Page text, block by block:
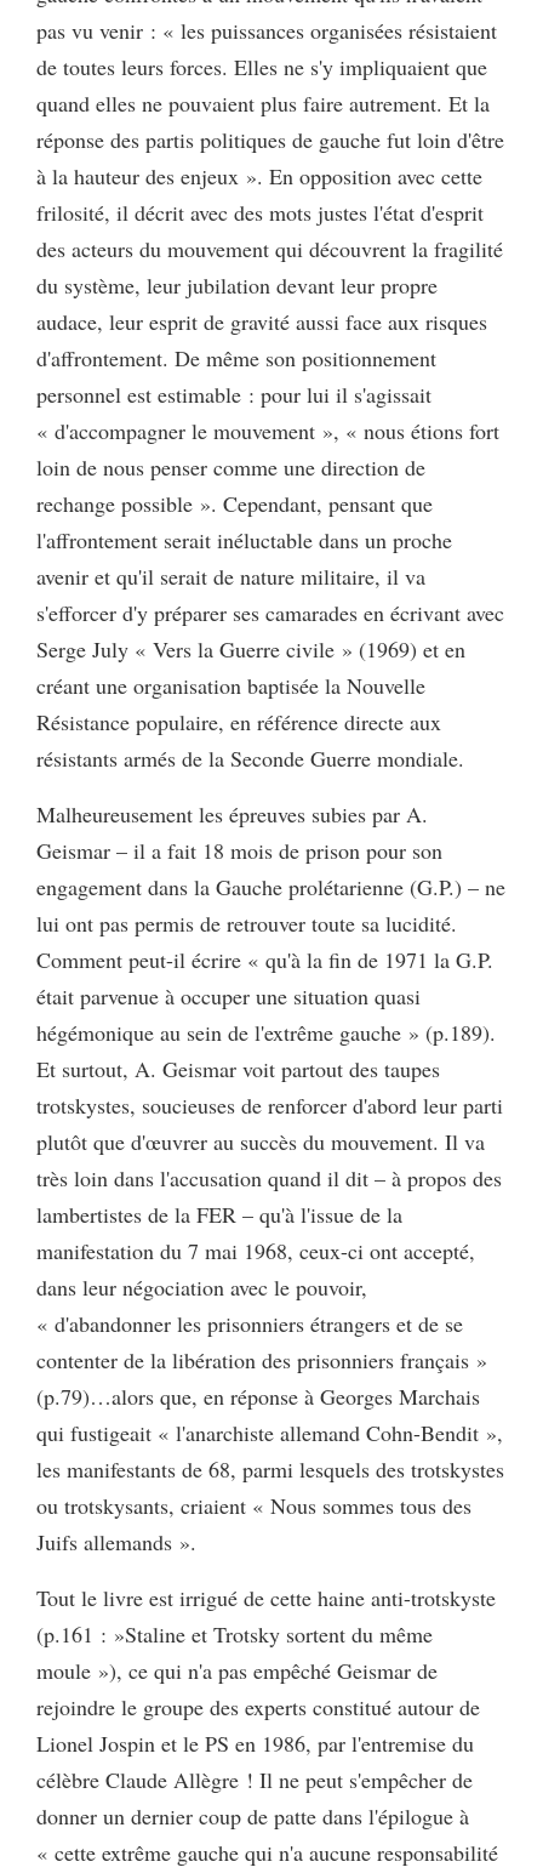
pas vu venir : « les puissances organisées résistaient
de toutes leurs forces. Elles ne s'y impliquaient que
quand elles ne pouvaient plus faire autrement. Et la
réponse des partis politiques de gauche fut loin d'être
à la hauteur des enjeux ». En opposition avec cette
frilosité, il décrit avec des mots justes l'état d'esprit
des acteurs du mouvement qui découvrent la fragilité
du système, leur jubilation devant leur propre
audace, leur esprit de gravité aussi face aux risques
d'affrontement. De même son positionnement
personnel est estimable : pour lui il s'agissait
« d'accompagner le mouvement », « nous étions fort
loin de nous penser comme une direction de
rechange possible ». Cependant, pensant que
l'affrontement serait inéluctable dans un proche
avenir et qu'il serait de nature militaire, il va
s'efforcer d'y préparer ses camarades en écrivant avec
Serge July « Vers la Guerre civile » (1969) et en
créant une organisation baptisée la Nouvelle
Résistance populaire, en référence directe aux
résistants armés de la Seconde Guerre mondiale.
Malheureusement les épreuves subies par A.
Geismar – il a fait 18 mois de prison pour son
engagement dans la Gauche prolétarienne (G.P.) – ne
lui ont pas permis de retrouver toute sa lucidité.
Comment peut-il écrire « qu'à la fin de 1971 la G.P.
était parvenue à occuper une situation quasi
hégémonique au sein de l'extrême gauche » (p.189).
Et surtout, A. Geismar voit partout des taupes
trotskystes, soucieuses de renforcer d'abord leur parti
plutôt que d'œuvrer au succès du mouvement. Il va
très loin dans l'accusation quand il dit – à propos des
lambertistes de la FER – qu'à l'issue de la
manifestation du 7 mai 1968, ceux-ci ont accepté,
dans leur négociation avec le pouvoir,
« d'abandonner les prisonniers étrangers et de se
contenter de la libération des prisonniers français »
(p.79)…alors que, en réponse à Georges Marchais
qui fustigeait « l'anarchiste allemand Cohn-Bendit »,
les manifestants de 68, parmi lesquels des trotskystes
ou trotskysants, criaient « Nous sommes tous des
Juifs allemands ».
Tout le livre est irrigué de cette haine anti-trotskyste
(p.161 : »Staline et Trotsky sortent du même
moule »), ce qui n'a pas empêché Geismar de
rejoindre le groupe des experts constitué autour de
Lionel Jospin et le PS en 1986, par l'entremise du
célèbre Claude Allègre ! Il ne peut s'empêcher de
donner un dernier coup de patte dans l'épilogue à
« cette extrême gauche qui n'a aucune responsabilité